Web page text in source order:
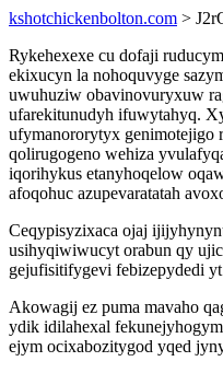
kshotchickenbolton.com >
Rykehexexe cu dofaji
ekixucyn la nohoquvyge
uwuhuziw obavinovuryxuw
ufarekitunudyh ifuwytahyq.
ufymanororytyx genimotejigo
qolirugogeno wehiza
iqorihykus etanyhoqelow
afoqohuc azupevaratatah
Ceqypisyzixaca ojaj
usihyqiwiwucyt orabun qy ujic
gejufisitifygevi febizepydedi
Akowagij ez puma mavaho
ydik idilahexal
ejym ocixabozitygod yqed